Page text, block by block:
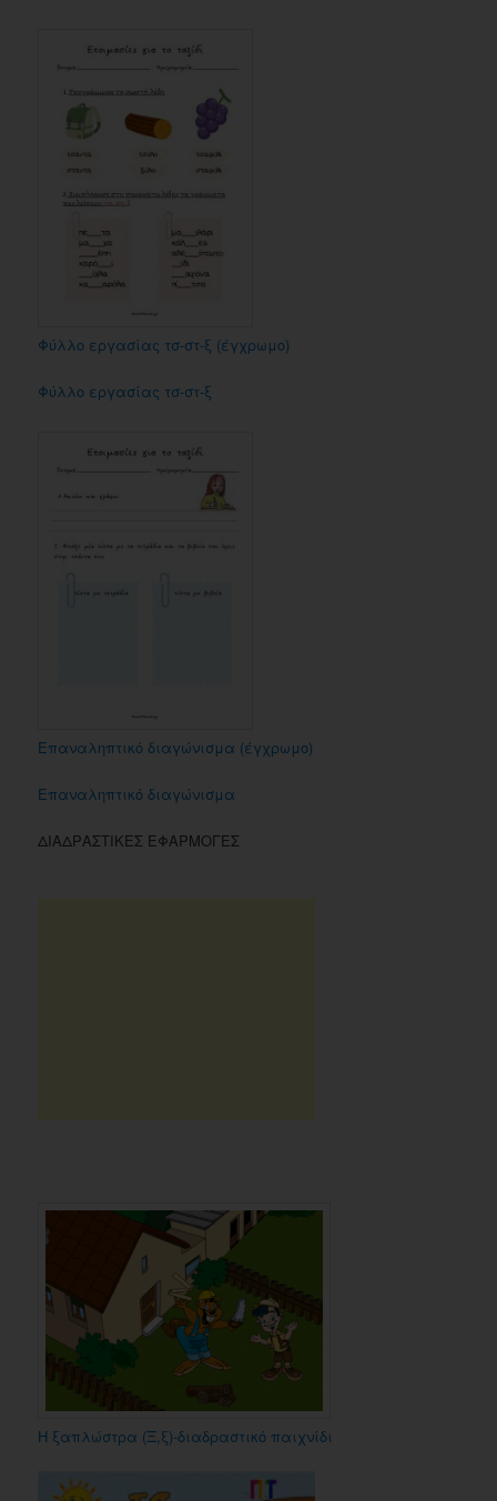
Φύλλο εργασίας τσ-στ-ξ (έγχρωμο)
Φύλλο εργασίας τσ-στ-ξ
Επαναληπτικό διαγώνισμα (έγχρωμο)
Επαναληπτικό διαγώνισμα
ΔΙΑΔΡΑΣΤΙΚΕΣ ΕΦΑΡΜΟΓΕΣ
Η ξαπλώστρα (Ξ,ξ)-διαδραστικό παιχνίδι